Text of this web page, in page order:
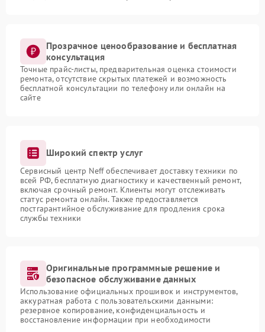
Прозрачное ценообразование и бесплатная
консультация
Точные прайс-листы, предварительная оценка стоимости
ремонта, отсутствие скрытых платежей и возможность
бесплатной консультации по телефону или онлайн на
сайте
Широкий спектр услуг
Сервисный центр Neff обеспечивает доставку техники по
всей РФ, бесплатную диагностику и качественный ремонт,
включая срочный ремонт. Клиенты могут отслеживать
статус ремонта онлайн. Также предоставляется
постгарантийное обслуживание для продления срока
службы техники
Оригинальные программные решение и
безопасное обслуживание данных
Использование официальных прошивок и инструментов,
аккуратная работа с пользовательскими данными:
резервное копирование, конфиденциальность и
восстановление информации при необходимости